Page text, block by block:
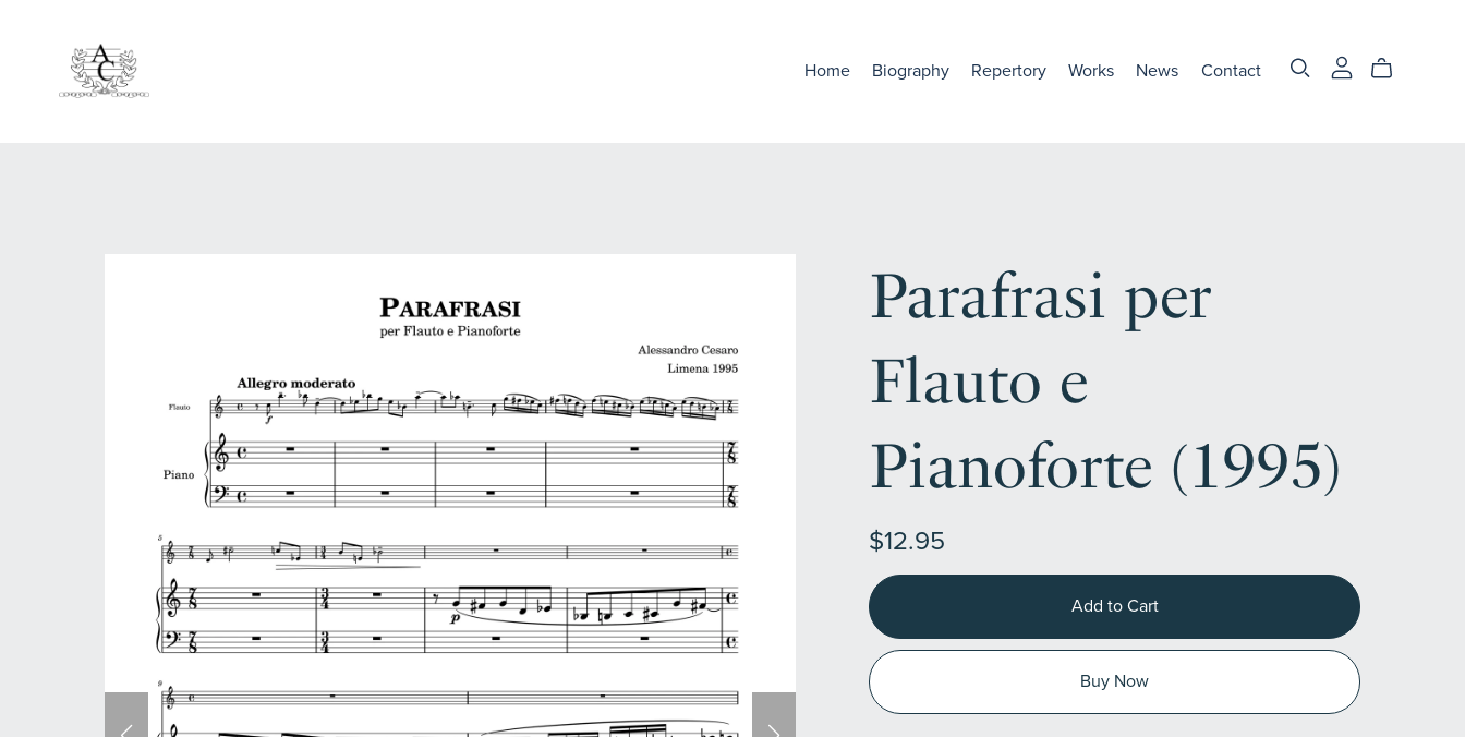
Home Biography Repertory Works News Contact
Parafrasi per
Flauto e
Pianoforte (1995)
$12.95
Add to Cart
Buy Now